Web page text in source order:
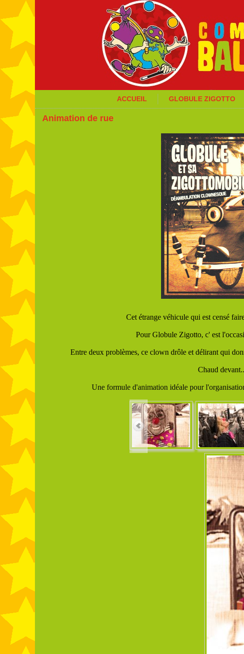
ACCUEIL GLOBULE ZIGOTTO
Animation de rue
Cet étrange véhicule qui est censé
Pour Globule Zigotto, c' est
Entre deux problèmes, ce clown drôle et délirant qui
Chaud
Une formule d'animation idéale pour